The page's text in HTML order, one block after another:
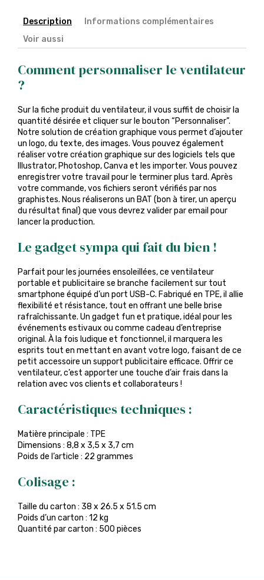
Description
Informations complémentaires
Voir aussi
Comment personnaliser le ventilateur
?
Sur la fiche produit du ventilateur, il vous suffit de choisir la
quantité désirée et cliquer sur le bouton “Personnaliser”.
Notre solution de création graphique vous permet d’ajouter
un logo, du texte, des images. Vous pouvez également
réaliser votre création graphique sur des logiciels tels que
Illustrator, Photoshop, Canva et les importer. Vous pouvez
enregistrer votre travail pour le terminer plus tard. Après
votre commande, vos fichiers seront vérifiés par nos
graphistes. Nous réaliserons un BAT (bon à tirer, un aperçu
du résultat final) que vous devrez valider par email pour
lancer la production.
Le gadget sympa qui fait du bien !
Parfait pour les journées ensoleillées, ce ventilateur
portable et publicitaire se branche facilement sur tout
smartphone équipé d’un port USB-C. Fabriqué en TPE, il allie
flexibilité et résistance, tout en offrant une belle brise
rafraîchissante. Un gadget fun et pratique, idéal pour les
événements estivaux ou comme cadeau d’entreprise
original. À la fois ludique et fonctionnel, il marquera les
esprits tout en mettant en avant votre logo, faisant de ce
petit accessoire un support publicitaire efficace. Offrir ce
ventilateur, c’est apporter une touche d’air frais dans la
relation avec vos clients et collaborateurs !
Caractéristiques techniques :
Matière principale : TPE
Dimensions : 8,8 x 3,5 x 3,7 cm
Poids de l’article : 22 grammes
Colisage :
Taille du carton : 38 x 26.5 x 51.5 cm
Poids d’un carton : 12 kg
Quantité par carton : 500 pièces